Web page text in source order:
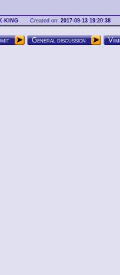
KING Created on:2017-09-13 19:20:38
General discussion